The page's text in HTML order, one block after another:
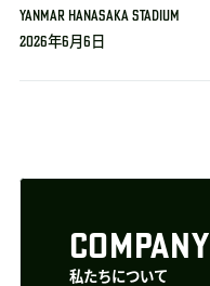
YANMAR HANASAKA STADIUM
2026年6月6日
COMPANY
私たちについて